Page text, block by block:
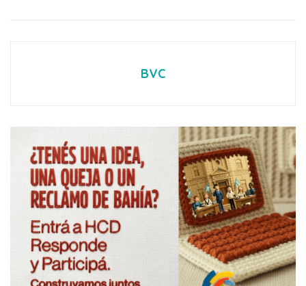
BVC